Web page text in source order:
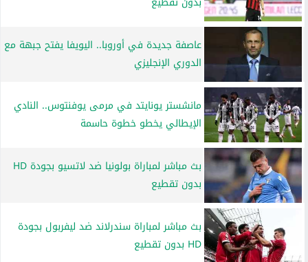
عاصفة جديدة في أوروبا.. اليويفا يفتح جبهة مع
الدوري الإنجليزي
مانشستر يونايتد في مرمى يوفنتوس.. النادي
الإيطالي يخطو خطوة حاسمة
بث مباشر لمباراة بولونيا ضد لاتسيو بجودة HD
بدون تقطيع
بث مباشر لمباراة سندرلاند ضد ليفربول بجودة
HD بدون تقطيع